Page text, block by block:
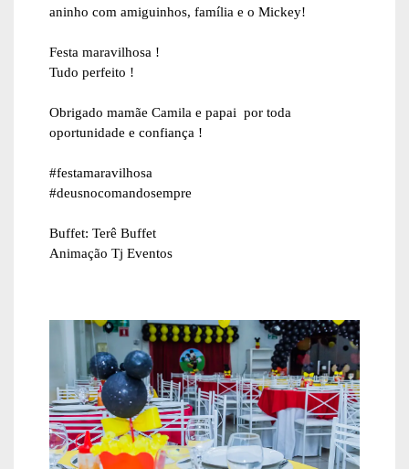
aninho com amiguinhos, família e o Mickey!
Festa maravilhosa !
Tudo perfeito !
Obrigado mamãe Camila e papai por toda
oportunidade e confiança !
#festamaravilhosa
#deusnocomandosempre
Buffet: Terê Buffet
Animação Tj Eventos